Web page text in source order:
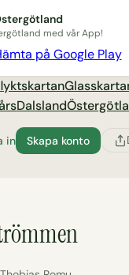
tadigut.nu
Dalsland
in Skapa konto
med vår App!